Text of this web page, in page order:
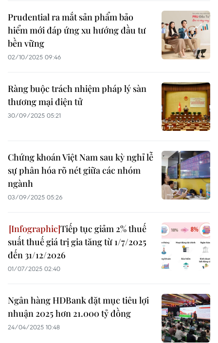
Prudential ra mắt sản phẩm bảo
hiểm mới đáp ứng xu hướng đầu tư
bền vững
02/10/2025 09:46
Ràng buộc trách nhiệm pháp lý sàn
thương mại điện tử
30/09/2025 05:21
Chứng khoán Việt Nam sau kỳ nghỉ lễ
sự phân hóa rõ nét giữa các nhóm
ngành
03/09/2025 05:26
Tiếp tục giảm 2% thuế
suất thuế giá trị gia tăng từ 1/7/2025
đến 31/12/2026
01/07/2025 02:40
Ngân hàng HDBank đặt mục tiêu lợi
nhuận 2025 hơn 21.000 tỷ đồng
24/04/2025 10:48